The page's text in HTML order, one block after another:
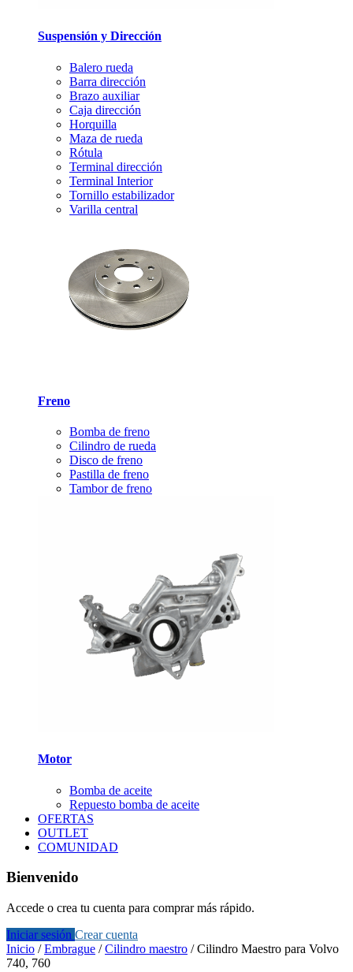
Suspensión y Dirección
Balero rueda
Barra dirección
Brazo auxiliar
Caja dirección
Horquilla
Maza de rueda
Rótula
Terminal dirección
Terminal Interior
Tornillo estabilizador
Varilla central
Freno
Bomba de freno
Cilindro de rueda
Disco de freno
Pastilla de freno
Tambor de freno
Motor
Bomba de aceite
Repuesto bomba de aceite
OFERTAS
OUTLET
COMUNIDAD
Bienvenido
Accede o crea tu cuenta para comprar más rápido.
Iniciar sesión Crear cuenta
Inicio /Embrague /Cilindro maestro /Cilindro Maestro para Volvo
740, 760